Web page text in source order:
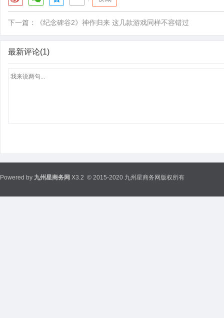
下一篇： 《纪念碑谷2》神作归来 这几款游戏同样不容错过
最新评论(1)
Powered by 九州星商务网 X3.2 © 2015-2020 九州星商务网版权所有